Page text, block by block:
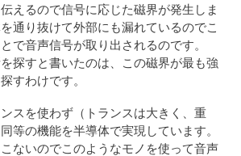
えるので信号に応じた磁界が発生しま
通り抜けて外部にも漏れているのでこ
で音声信号が取り出されるのです。
探すと書いたのは、この磁界が最も強
すわけです。
スを使わず（トランスは大きく、重
等の機能を半導体で実現しています。
ないのでこのようなモノを使って音声